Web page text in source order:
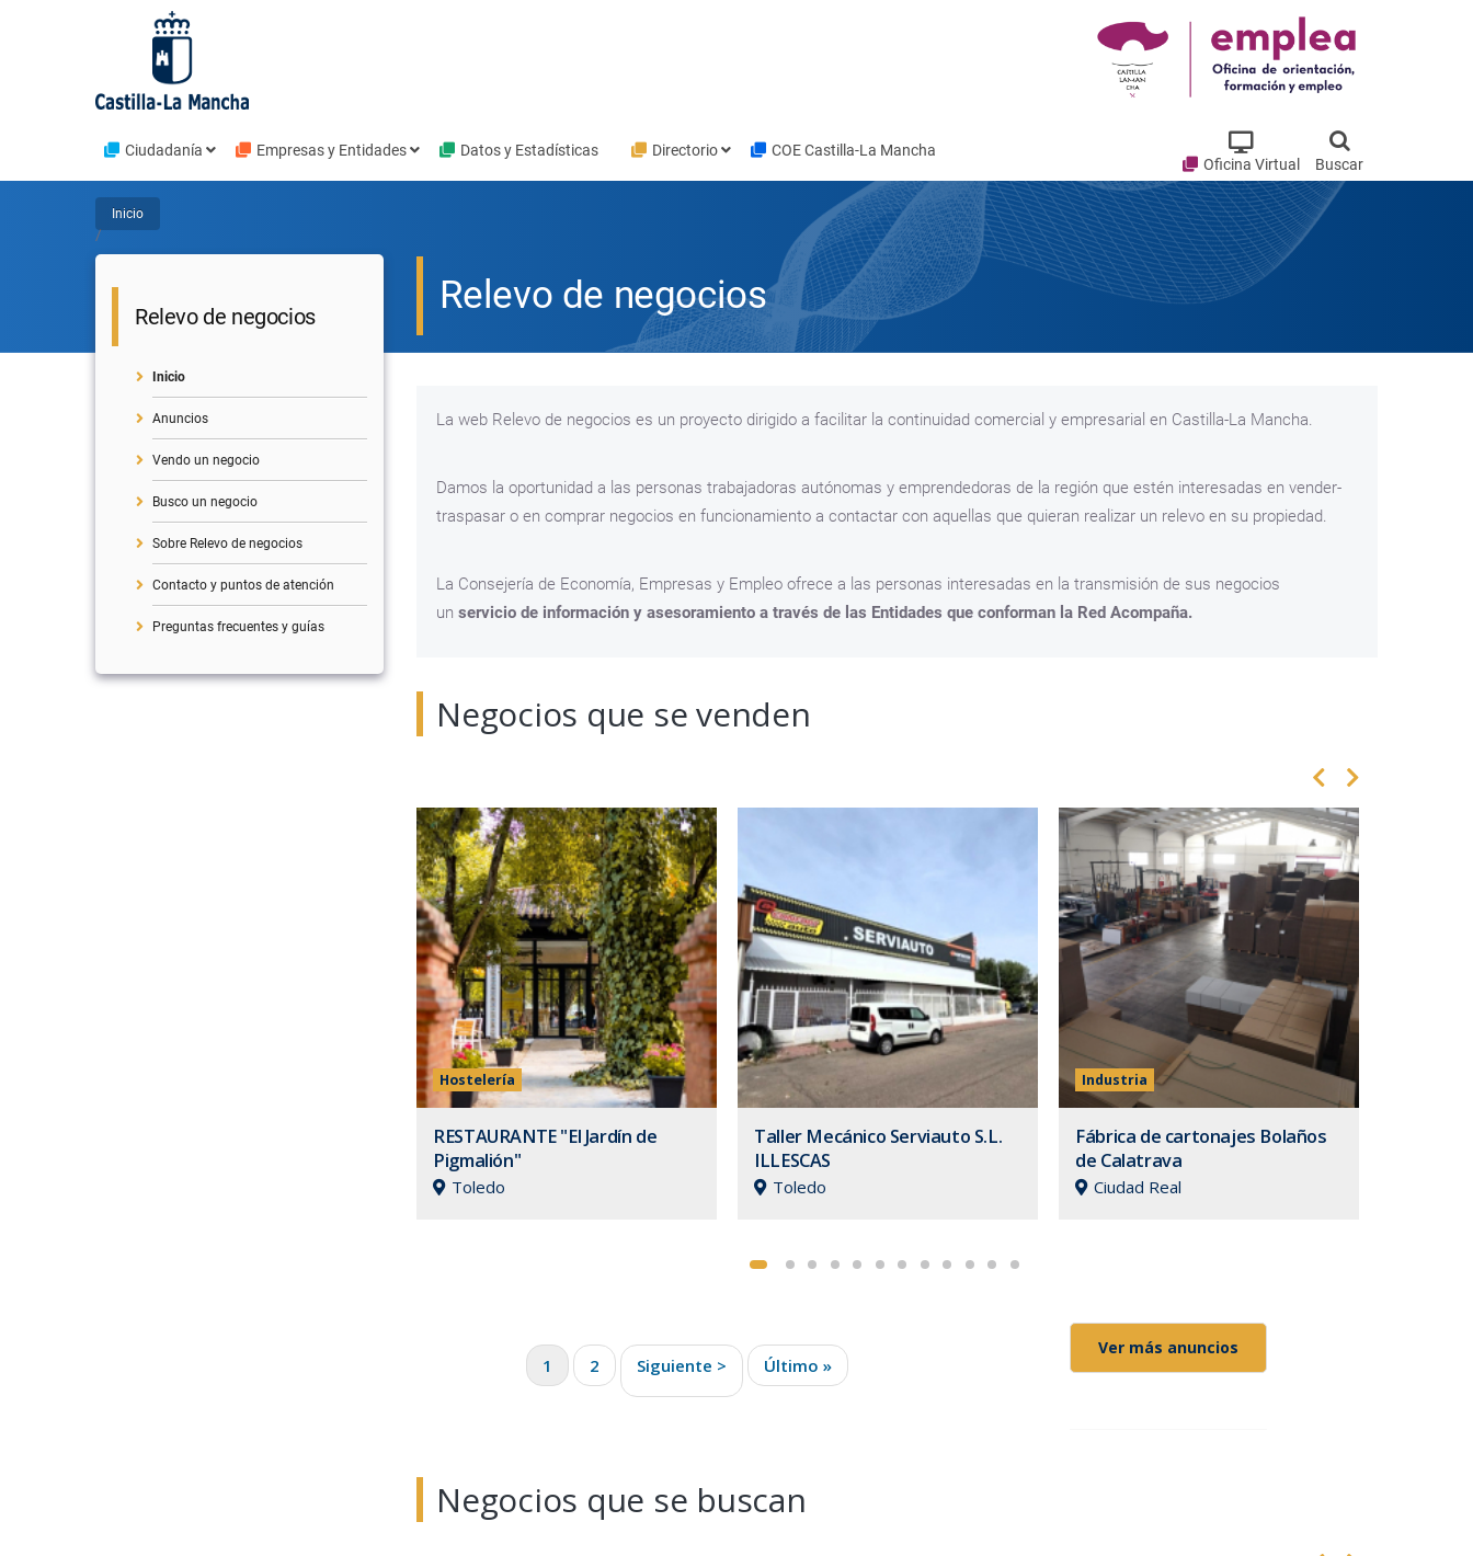
Navegación
principal
Ciudadanía Empresas y Entidades Datos y Estadísticas Directorio COE Castilla-La Mancha
Oficina Virtual Buscar
Sobrescribir
de
la
navegación
Inicio
/
Relevo de negocios
Relevo de negocios
Inicio
Anuncios
Vendo un negocio
Busco un negocio
Sobre Relevo de negocios
Contacto y puntos de atención
Preguntas frecuentes y guías
La web Relevo de negocios es un proyecto dirigido a facilitar la continuidad comercial y empresarial en Castilla-La Mancha.
Damos la oportunidad a las personas trabajadoras autónomas y emprendedoras de la región que estén interesadas en vender-
traspasar o en comprar negocios en funcionamiento a contactar con aquellas que quieran realizar un relevo en su propiedad.
La Consejería de Economía, Empresas y Empleo ofrece a las personas interesadas en la transmisión de sus negocios
un servicio de información y asesoramiento a través de las Entidades que conforman la Red Acompaña.
Negocios que se venden
Hostelería
RESTAURANTE "El Jardín de
Pigmalión"
Toledo
Taller Mecánico Serviauto S.L.
ILLESCAS
Toledo
Industria
Fábrica de cartonajes Bolaños
de Calatrava
Ciudad Real
Paginación
Página
actual
1 Page
2
Siguiente
página
Siguiente >
Última
página
Último »
Ver más anuncios
Negocios que se buscan